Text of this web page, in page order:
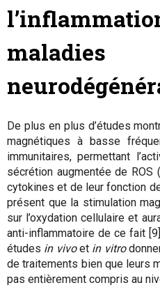
maladies
De plus en plus d’études
magnétiques à basse
immunitaires, permettant
sécrétion augmentée de
cytokines et de leur fonction
présent que la stimulation
sur l’oxydation cellulaire et
anti-inflammatoire de ce fait
études in vivoet in vitro
de traitements bien que leurs
pas entièrement compris au